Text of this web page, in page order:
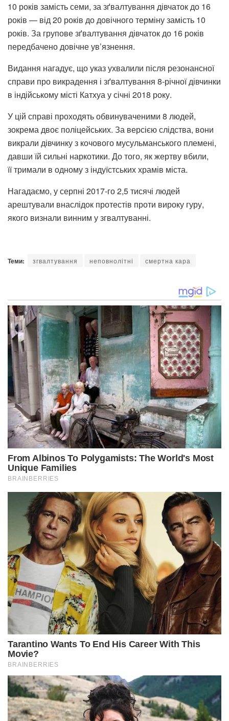
10 років замість семи, за зґвалтування дівчаток до 16
років — від 20 років до довічного терміну замість 10
років. За групове зґвалтування дівчаток до 16 років
передбачено довічне ув’язнення.
Видання нагадує, що указ ухвалили після резонансної
справи про викрадення і зґвалтування 8-річної дівчинки
в індійському місті Катхуа у січні 2018 року.
У цій справі проходять обвинуваченими 8 людей,
зокрема двоє поліцейських. За версією слідства, вони
викрали дівчинку з кочового мусульманського племені,
давши їй сильні наркотики. До того, як жертву вбили,
її тримали в одному з індуїстських храмів міста.
Нагадаємо, у серпні 2017-го 2,5 тисячі людей
арештували внаслідок протестів проти вироку гуру,
якого визнали винним у згвалтуванні.
Теми: згвалтування неповнолітні смертна кара